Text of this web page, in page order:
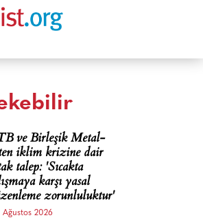
ve Birleşik Metal-
iklim krizine dair
talep: 'Sıcakta
karşı yasal
zorunluluktur'
Ağustos 2026